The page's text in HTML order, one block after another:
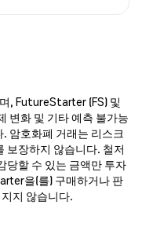
, FutureStarter (FS) 및
변화 및 기타 예측 불가능
암호화폐 거래는 리스크
보장하지 않습니다. 철저
당할 수 있는 금액만 투자
을(를) 구매하거나 판
지 않습니다.